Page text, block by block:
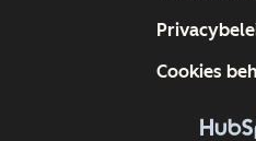
Cookies